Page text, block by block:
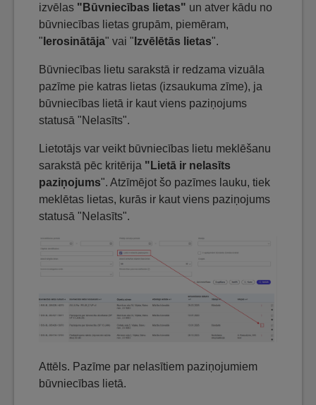
izvēlas "Būvniecības lietas" un atver kādu no
būvniecības lietas grupām, piemēram,
" Ierosinātāja" vai " Izvēlētās lietas".
Būvniecības lietu sarakstā ir redzama vizuāla
pazīme pie katras lietas (izsaukuma zīme), ja
būvniecības lietā ir kaut viens paziņojums
statusā "Nelasīts".
Lietotājs var veikt būvniecības lietu meklēšanu
sarakstā pēc kritērija "Lietā ir nelasīts
paziņojums". Atzīmējot šo pazīmes lauku, tiek
meklētas lietas, kurās ir kaut viens paziņojums
statusā "Nelasīts".
Attēls. Pazīme par nelasītiem paziņojumiem
būvniecības lietā.